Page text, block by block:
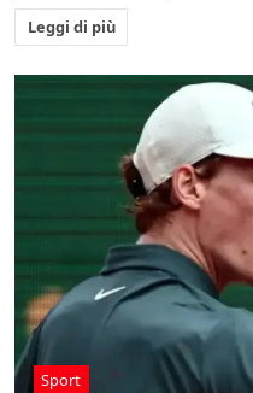
Leggi di più
Sport